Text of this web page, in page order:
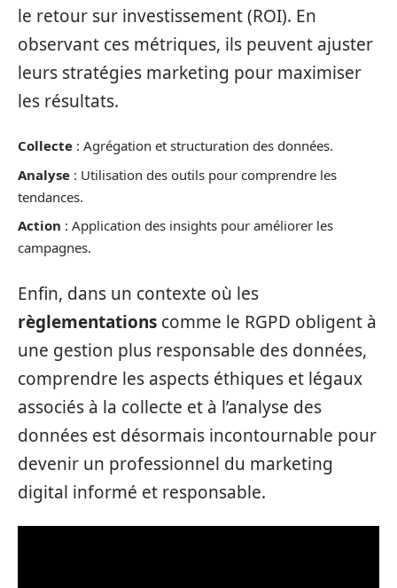
le retour sur investissement (ROI). En
observant ces métriques, ils peuvent ajuster
leurs stratégies marketing pour maximiser
les résultats.
Collecte : Agrégation et structuration des données.
Analyse : Utilisation des outils pour comprendre les
tendances.
Action : Application des insights pour améliorer les
campagnes.
Enfin, dans un contexte où les
règlementations comme le RGPD obligent à
une gestion plus responsable des données,
comprendre les aspects éthiques et légaux
associés à la collecte et à l’analyse des
données est désormais incontournable pour
devenir un professionnel du marketing
digital informé et responsable.